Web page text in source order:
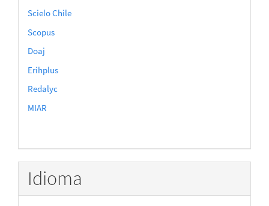
Scielo Chile
Scopus
Doaj
Erihplus
Redalyc
MIAR
Idioma